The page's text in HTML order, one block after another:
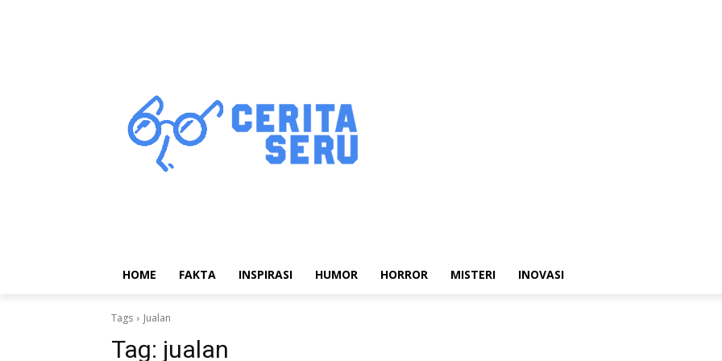
HOME FAKTA INSPIRASI HUMOR HORROR MISTERI INOVASI
Tags Jualan
Tag: jualan